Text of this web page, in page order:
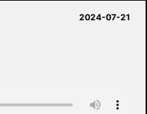
2024-07-21